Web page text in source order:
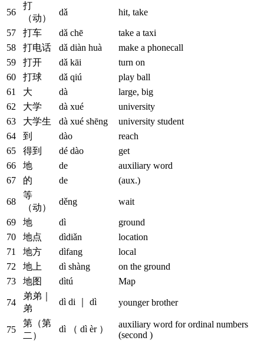
56
打
（动）
dǎ hit, take
57 打车 dǎ chē
take a taxi
58
打电话 dǎ diàn huà
make a phonecall
59
打开 dǎ kāi
turn on
60
打球 dǎ qiú
play ball
61
大 dà
large, big
62
大学 dà xué
university
63
大学生 dà xué shēng
university student
64
到 dào
reach
65
得到 dé dào
get
66
地 de
auxiliary word
67
的 de (aux.)
68
等
（动）
děng wait
69 地 dì
ground
70
地点 dìdiǎn
location
71
地方 dìfang
local
72
地上 dì shàng
on the ground
73
地图 dìtú Map
74
弟弟｜
弟
dì di ｜ dì younger brother
75
第（第
二）
dì （ dì èr ）
auxiliary word for ordinal numbers
(second )